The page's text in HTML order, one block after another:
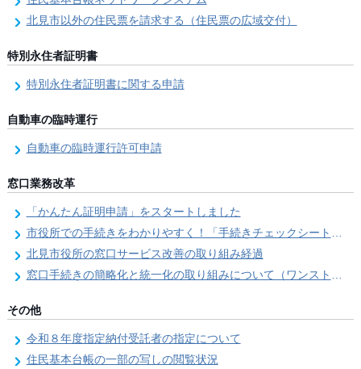
北見市以外の住民票を請求する（住民票の広域交付）
特別永住者証明書
特別永住者証明書に関する申請
自動車の臨時運行
自動車の臨時運行許可申請
窓口業務改革
「かんたん証明申請」をスタートしました
市役所での手続きをわかりやすく！「手続きチェックシート」を導入しました
北見市役所の窓口サービス改善の取り組み経過
窓口手続きの簡略化と統一化の取り組みについて（ワンストップサービス推進事業）
その他
令和８年度指定納付受託者の指定について
住民基本台帳の一部の写しの閲覧状況